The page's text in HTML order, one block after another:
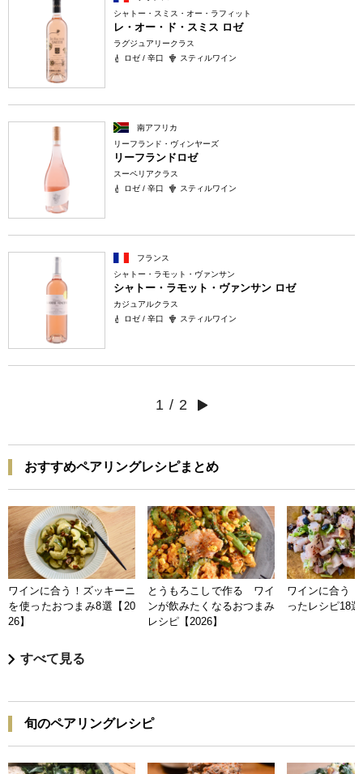
シャトー・スミス・オー・ラフィット
レ・オー・ド・スミス ロゼ
ラグジュアリークラス
ロゼ / 辛口
スティルワイン
南アフリカ
リーフランド・ヴィンヤーズ
リーフランドロゼ
スーペリアクラス
ロゼ / 辛口
スティルワイン
フランス
シャトー・ラモット・ヴァンサン
シャトー・ラモット・ヴァンサン ロゼ
カジュアルクラス
ロゼ / 辛口
スティルワイン
1 / 2
おすすめペアリングレシピまとめ
ワインに合う！ズッキーニ
を使ったおつまみ8選【20
26】
とうもろこしで作る ワイ
ンが飲みたくなるおつまみ
レシピ【2026】
ワインに合う
ったレシピ18
すべて見る
旬のペアリングレシピ